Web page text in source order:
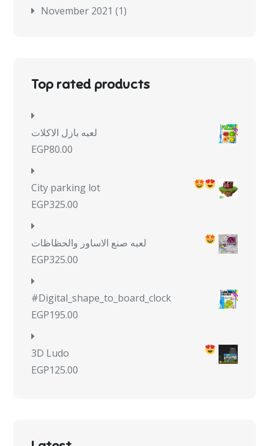
November 2021 (1)
Top rated products
لعبه بازل الاكلات
EGP80.00
City parking lot
EGP325.00
لعبه صنع الاساور والحظاظات
EGP325.00
#Digital_shape_to_board_clock
EGP195.00
3D Ludo
EGP125.00